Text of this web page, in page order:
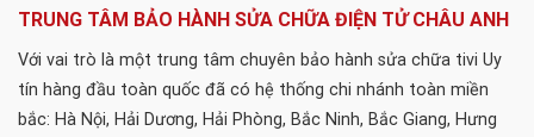
TRUNG TÂM BẢO HÀNH SỬA CHỮA ĐIỆN TỬ CHÂU ANH
Với vai trò là một trung tâm chuyên bảo hành sửa chữa tivi Uy
tín hàng đầu toàn quốc đã có hệ thống chi nhánh toàn miền
bắc: Hà Nội, Hải Dương, Hải Phòng, Bắc Ninh, Bắc Giang, Hưng